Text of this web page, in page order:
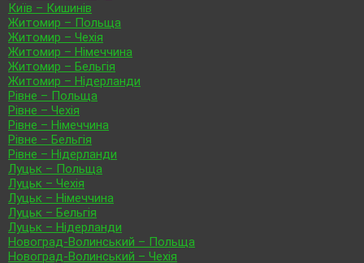
Київ – Кишинів
Житомир – Польща
Житомир – Чехія
Житомир – Німеччина
Житомир – Бельгія
Житомир – Нідерланди
Рівне – Польща
Рівне – Чехія
Рівне – Німеччина
Рівне – Бельгія
Рівне – Нідерланди
Луцьк – Польща
Луцьк – Чехія
Луцьк – Німеччина
Луцьк – Бельгія
Луцьк – Нідерланди
Новоград-Волинський – Польща
Новоград-Волинський – Чехія